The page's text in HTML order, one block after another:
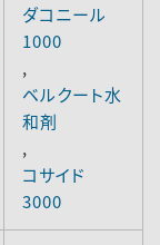
ダコニール
1000
,
ベルクート水
和剤
,
コサイド
3000